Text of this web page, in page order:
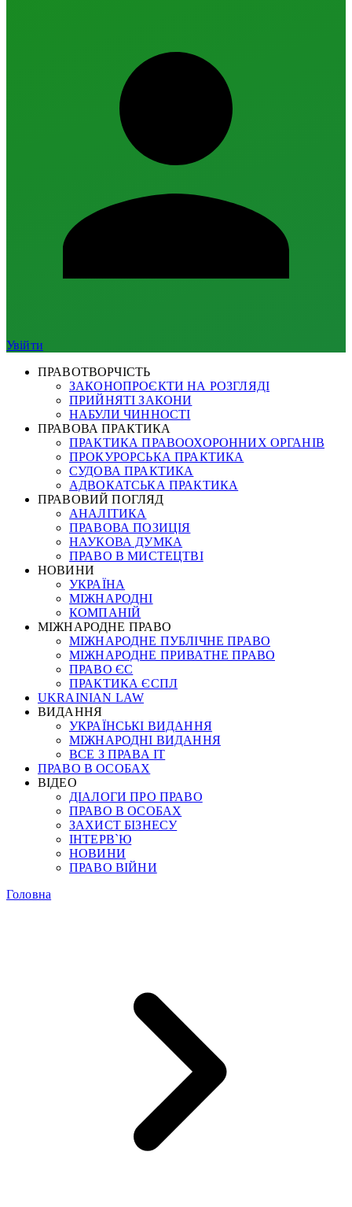
Увійти
ПРАВОТВОРЧІСТЬ
ЗАКОНОПРОЄКТИ НА РОЗГЛЯДІ
ПРИЙНЯТІ ЗАКОНИ
НАБУЛИ ЧИННОСТІ
ПРАВОВА ПРАКТИКА
ПРАКТИКА ПРАВООХОРОННИХ ОРГАНІВ
ПРОКУРОРСЬКА ПРАКТИКА
СУДОВА ПРАКТИКА
АДВОКАТСЬКА ПРАКТИКА
ПРАВОВИЙ ПОГЛЯД
АНАЛІТИКА
ПРАВОВА ПОЗИЦІЯ
НАУКОВА ДУМКА
ПРАВО В МИСТЕЦТВІ
НОВИНИ
УКРАЇНА
МІЖНАРОДНІ
КОМПАНІЙ
МІЖНАРОДНЕ ПРАВО
МІЖНАРОДНЕ ПУБЛІЧНЕ ПРАВО
МІЖНАРОДНЕ ПРИВАТНЕ ПРАВО
ПРАВО ЄС
ПРАКТИКА ЄСПЛ
UKRAINIAN LAW
ВИДАННЯ
УКРАЇНСЬКІ ВИДАННЯ
МІЖНАРОДНІ ВИДАННЯ
ВСЕ З ПРАВА ІТ
ПРАВО В ОСОБАХ
ВІДЕО
ДІАЛОГИ ПРО ПРАВО
ПРАВО В ОСОБАХ
ЗАХИСТ БІЗНЕСУ
ІНТЕРВ`Ю
НОВИНИ
ПРАВО ВІЙНИ
Головна